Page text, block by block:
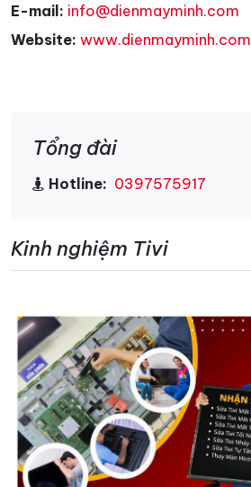
E-mail: info@dienmayminh.com
Website: www.dienmayminh.com
Tổng đài
Hotline: 0397575917
Kinh nghiệm Tivi